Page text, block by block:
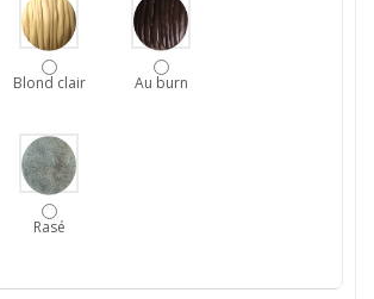
Blond clair Au burn
Rasé